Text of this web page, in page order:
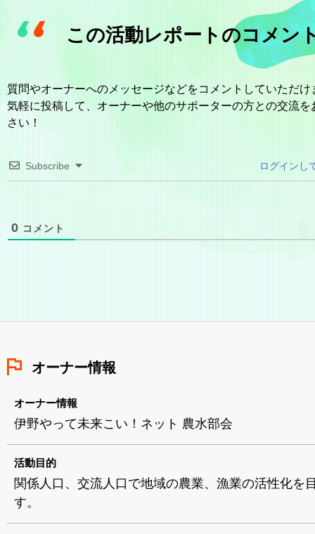
この活動レポートのコメン
質問やオーナーへのメッセージなどをコメントしていただけ
気軽に投稿して、オーナーや他のサポーターの方との交流を
さい！
Subscribe ログインし
0 コメント
オーナー情報
オーナー情報
伊野やって未来こい！ネット 農水部会
活動目的
関係人口、交流人口で地域の農業、漁業の活性化を
す。